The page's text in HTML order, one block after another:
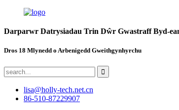
Darparwr Datrysiadau Trin Dŵr Gwastraff Byd-
Dros 18 Mlynedd o Arbenigedd Gweithgynhyrchu
lisa@holly-tech.net.cn
86-510-87229907